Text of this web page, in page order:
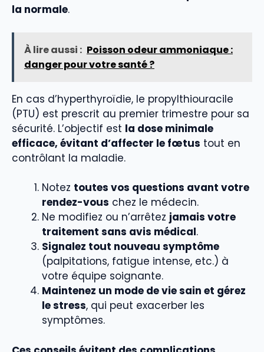
la normale.
À lire aussi : Poisson odeur ammoniaque :
danger pour votre santé ?
En cas d’hyperthyroïdie, le propylthiouracile
(PTU) est prescrit au premier trimestre pour sa
sécurité. L’objectif est la dose minimale
efficace, évitant d’affecter le fœtus tout en
contrôlant la maladie.
Notez toutes vos questions avant votre
rendez-vous chez le médecin.
Ne modifiez ou n’arrêtez jamais votre
traitement sans avis médical.
Signalez tout nouveau symptôme
(palpitations, fatigue intense, etc.) à
votre équipe soignante.
Maintenez un mode de vie sain et gérez
le stress, qui peut exacerber les
symptômes.